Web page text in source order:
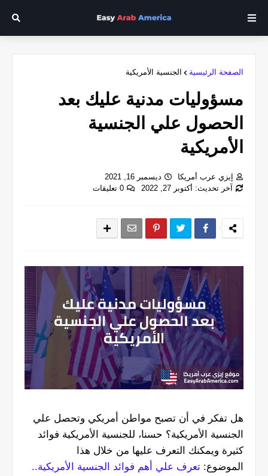
الصفحة الرئيسية الجنسية الأمريكية
مسؤوليات مدنية عليك بعد
الحصول علي الجنسية
الأمريكية
إيزي عرب أمريكا
ديسمبر 16, 2021
آخر تحديث: أكتوبر 27, 2022
0 تعليقات
هل تفكر في أن تصبح مواطن أمريكي وتحصل علي
الجنسية الأمريكية؟ حسنا، للجنسية الأمريكية فوائد
كثيرة ويمكنك التعرف عليها من خلال هذا
الموضوع: تعرف علي أهم فوائد الجنسية الأمريكية..